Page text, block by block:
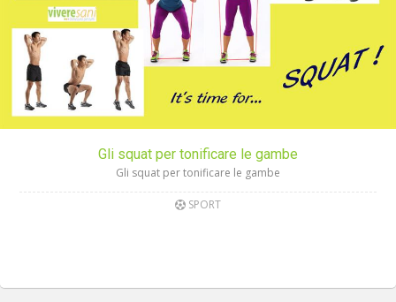
Gli squat per tonificare le gambe
Gli squat per tonificare le gambe
SPORT